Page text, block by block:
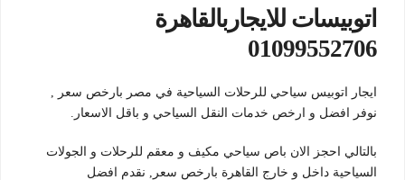
اتوبيسات للايجاربالقاهرة
01099552706
ايجار اتوبيس سياحي للرحلات السياحية في مصر بارخص سعر ,
نوفر افضل و ارخص خدمات النقل السياحي و باقل الاسعار.
بالتالي احجز الان باص سياحي مكيف و معقم للرحلات و الجولات
السياحية داخل و خارج القاهرة بارخص سعر, نقدم افضل